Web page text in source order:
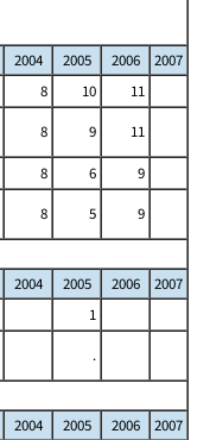
2004 2005 2006
2007
8 10
11
8 9
11
8 6
9
8 5
9
2004 2005 2006
2007
1
.
2004 2005 2006
2007